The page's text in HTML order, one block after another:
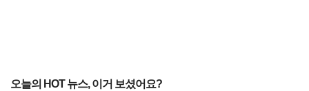
오늘의 HOT 뉴스, 이거 보셨어요?